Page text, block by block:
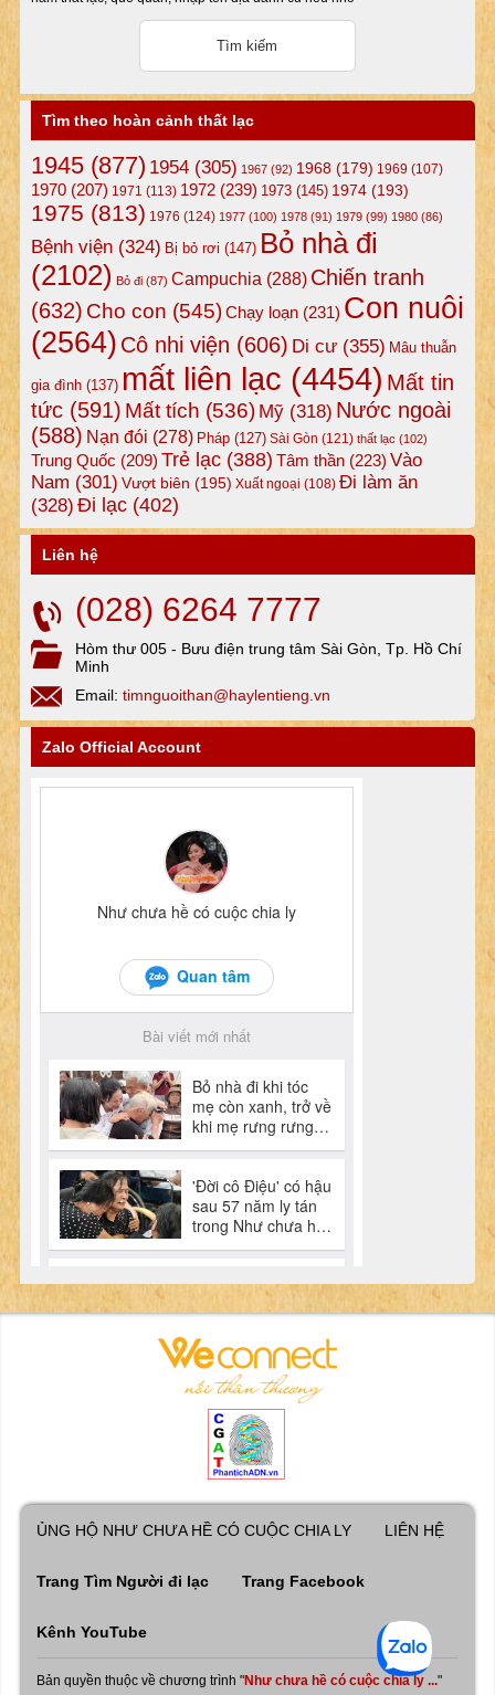
Tìm theo hoàn cảnh thất lạc
1945(877) 1954(305) 1967(92) 1968(179) 1969 (107)
1970(207) 1971 (113) 1972(239) 1973(145) 1974(193)
1975 (813) 1976 (124) 1977(100) 1978(91) 1979(99) 1980(86)
Bệnh viện(324) Bị bỏ rơi (147) Bỏ nhà đi
(2102) Bỏ đi(87) Campuchia (288) Chiến tranh
(632) Cho con (545)Chạy loạn(231) Con nuôi
(2564) Cô nhi viện (606) Di cư(355) Mâu thuẫn
gia đình(137) mất liên lạc (4454) Mất tin
tức(591) Mất tích (536) Mỹ(318) Nước ngoài
(588) Nạn đói (278) Pháp(127) Sài Gòn (121) thất lạc (102)
Trung Quốc (209) Trẻ lạc(388) Tâm thần(223) Vào
Nam (301) Vượt biên (195) Xuất ngoại (108) Đi làm ăn
(328) Đi lạc(402)
Liên hệ
(028) 6264 7777
Hòm thư 005 - Bưu điện trung tâm Sài Gòn, Tp. Hồ Chí
Minh
Email: timnguoithan@haylentieng.vn
Zalo Official Account
ỦNG HỘ NHƯ CHƯA HỀ CÓ CUỘC CHIA LY LIÊN HỆ
Trang Tìm Người đi lạc Trang Facebook
Kênh YouTube
Bản quyền thuộc về chương trình "Như chưa hề có cuộc chia ly ..."